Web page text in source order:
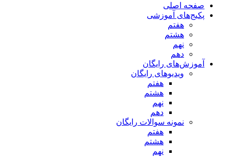
صفحه اصلی
پکیج‌های آموزشی
هفتم
هشتم
نهم
دهم
آموزش‌های رایگان
ویدیوهای رایگان
هفتم
هشتم
نهم
دهم
نمونه سوالات رایگان
هفتم
هشتم
نهم